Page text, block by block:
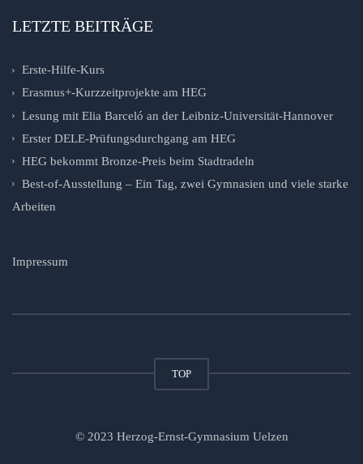
LETZTE BEITRÄGE
Erste-Hilfe-Kurs
Erasmus+-Kurzzeitprojekte am HEG
Lesung mit Elia Barceló an der Leibniz-Universität-Hannover
Erster DELE-Prüfungsdurchgang am HEG
HEG bekommt Bronze-Preis beim Stadtradeln
Best-of-Ausstellung – Ein Tag, zwei Gymnasien und viele starke
Arbeiten
Impressum
TOP
© 2023 Herzog-Ernst-Gymnasium Uelzen